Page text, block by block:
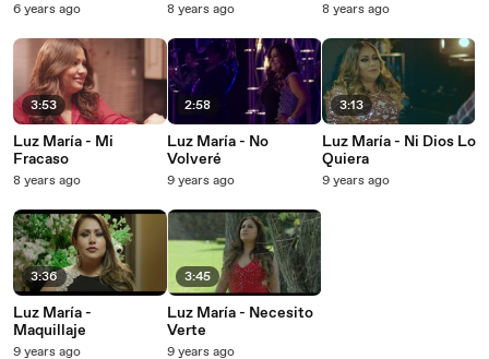
6 years ago
3:53
Luz María - Mi
Fracaso
8 years ago
3:36
Luz María -
Maquillaje
9 years ago
8 years ago
2:58
Luz María - No
Volveré
9 years ago
3:45
Luz María - Necesito
Verte
9 years ago
8 years ago
3:13
Luz María - Ni Dios Lo
Quiera
9 years ago